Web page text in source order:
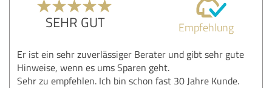
SEHR GUT Empfehlung
Er ist ein sehr zuverlässiger Berater und gibt sehr gute
Hinweise, wenn es ums Sparen geht.
Sehr zu empfehlen. Ich bin schon fast 30 Jahre Kunde.